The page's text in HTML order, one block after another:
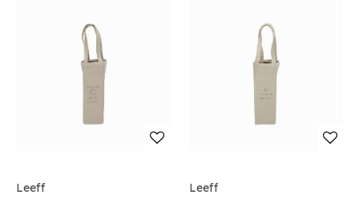
Leeff Leeff